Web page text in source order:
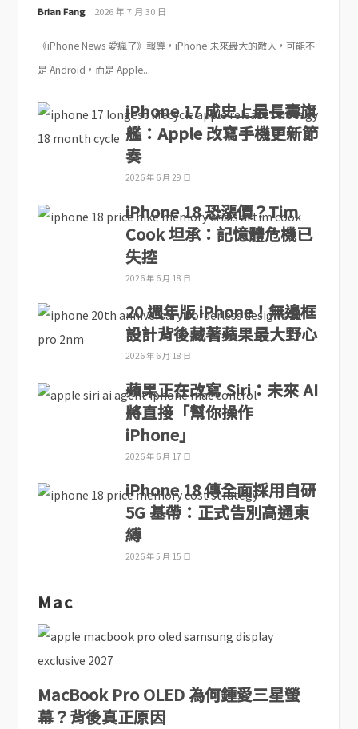
Brian Fang 2026 年 7 月 30 日
《iPhone News 愛瘋了》報導，iPhone 未來最大的敵人，可能不
是 Android，而是 Apple...
iPhone 17 成史上最長壽旗
艦：Apple 改寫手機更新節
奏
2026 年 6 月 29 日
iPhone 18 恐漲價？Tim
Cook 坦承：記憶體危機已
失控
2026 年 6 月 18 日
20 週年版 iPhone！無邊框
設計背後藏著蘋果最大野心
2026 年 6 月 18 日
蘋果正在改寫 Siri：未來 AI
將直接「幫你操作
iPhone」
2026 年 6 月 17 日
iPhone 18 傳全面採用自研
5G 基帶：正式告別高通束
縛
2026 年 5 月 15 日
Mac
MacBook Pro OLED 為何鍾愛三星螢
幕？背後真正原因